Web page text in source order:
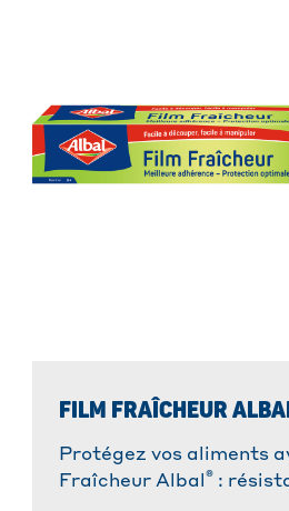
FILM FRAÎCHEUR
Protégez vos aliments
Fraîcheur Albal® :